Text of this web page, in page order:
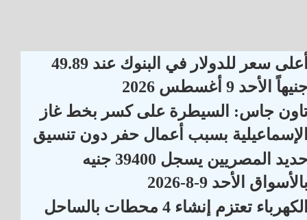
أعلى سعر للدولار في البنوك عند 49.89
الأحد 9 أغسطس 2026
جاس: السيطرة على كسر بخط غاز
بسبب أعمال حفر دون تنسيق
حديد المصريين يسجل 39400 جنيه
الأحد 9-8-2026
الكهرباء تعتزم إنشاء 4 محطات بالساحل